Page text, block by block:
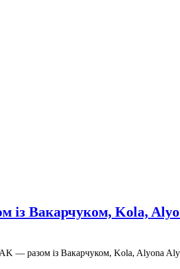
із Вакарчуком, Kola,
— разом із Вакарчуком, Kola, Alyona